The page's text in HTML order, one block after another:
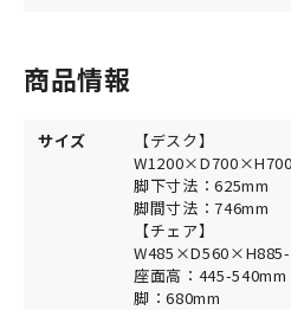
商品情報
サイズ
【デスク】
脚下寸法：625mm
脚間寸法：746mm
【チェア】
W485×D560×H885-
座面高：445-540mm
脚：680mm